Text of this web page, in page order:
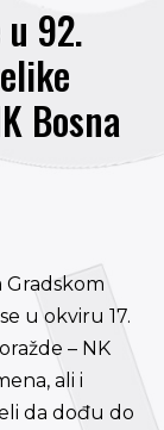
92.
Bosna
u okviru 17.
– NK
ali i
da dođu do